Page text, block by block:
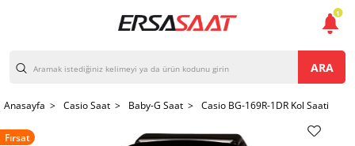
ARA
Anasayfa > Casio Saat > Baby-G Saat > Casio BG-169R-1DR Kol Saati
Fırsat
1